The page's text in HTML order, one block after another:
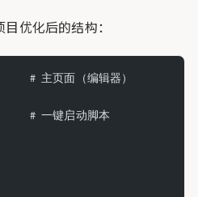
优化后的结构：
# 主页面（编辑器）
# 一键启动脚本